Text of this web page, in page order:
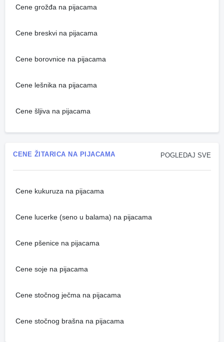
Cene grožđa na pijacama
Cene breskvi na pijacama
Cene borovnice na pijacama
Cene lešnika na pijacama
Cene šljiva na pijacama
POGLEDAJ SVE
CENE ŽITARICA NA PIJACAMA
Cene kukuruza na pijacama
Cene lucerke (seno u balama) na pijacama
Cene pšenice na pijacama
Cene soje na pijacama
Cene stočnog ječma na pijacama
Cene stočnog brašna na pijacama